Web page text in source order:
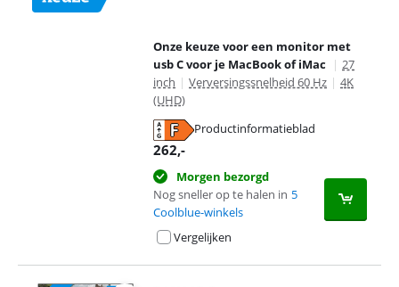
Onze keuze voor een monitor met
usb C voor je MacBook of iMac | 27
inch | Verversingssnelheid 60 Hz | 4K
(UHD)
Productinformatieblad
262,-
Morgen bezorgd
Nog sneller op te halen in 5
Coolblue-winkels
Vergelijken